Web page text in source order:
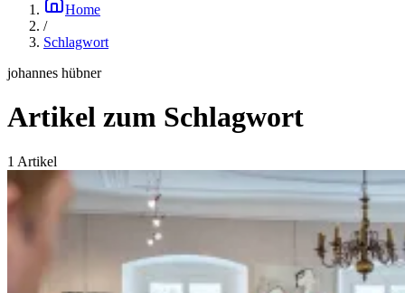
Home
/
Schlagwort
johannes hübner
Artikel zum Schlagwort
1 Artikel